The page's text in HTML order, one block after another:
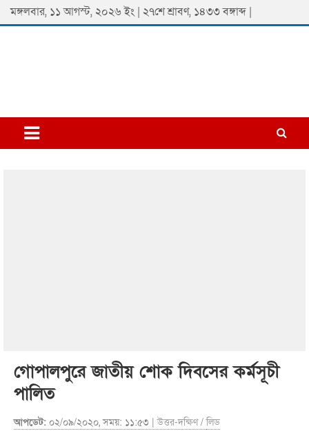
Skip
to
মঙ্গলবার, ১১ আগস্ট, ২০২৬ ইং | ২৭শে শ্রাবণ, ১৪৩৩ বঙ্গাব্দ |
Padmaprobaha
Online Newspaper Portal
গোপালপুরে জাতীয় শোক দিবসের কর্মসূচী
পালিত
আপডেট: ০২/০৯/২০২০, সময়: ১১:৫৩ |উত্তর-দক্ষিণ/লিড